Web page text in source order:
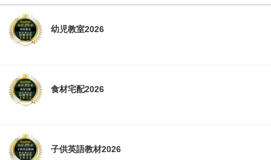
幼児教室2026
食材宅配2026
子供英語教材2026